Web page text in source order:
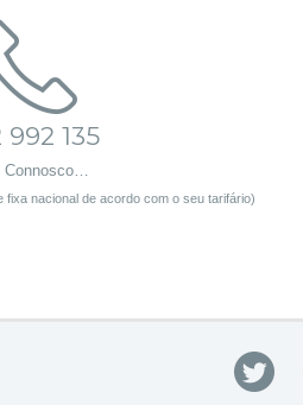
992 135
Connosco…
nacional de acordo com o seu tarifário)